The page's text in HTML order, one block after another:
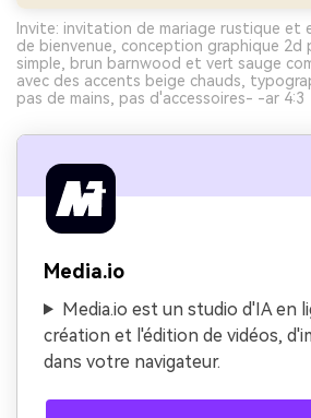
Invite: invitation de mariage rustique et
de bienvenue, conception graphique 2d
simple, brun barnwood et vert sauge
avec des accents beige chauds,
pas de mains, pas d'accessoires- -ar 4:3
Media.io
Media.io est un studio d'IA en
création et l'édition de vidéos,
dans votre navigateur.